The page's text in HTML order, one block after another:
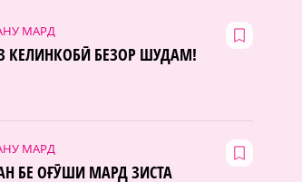
МАРД
КЕЛИНКОБӢ БЕЗОР ШУДАМ!
МАРД
БЕ ОҒӮШИ МАРД ЗИСТА